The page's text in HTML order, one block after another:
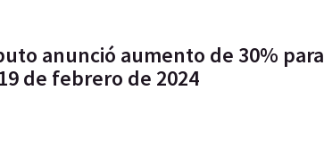
anunció aumento de 30% para
de febrero de 2024